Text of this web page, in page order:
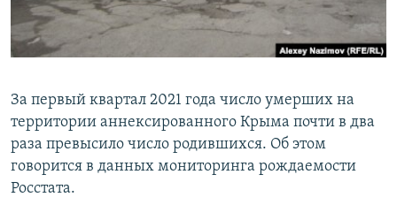
ПОБЕДИТЕЛЕЙ НЕ СУДЯТ?
КРЫМ.НЕПОКОРЕННЫЙ
УКРАИНСКАЯ ПРОБЛЕМА КРЫМА
ПРИСОЕДИНЯЙТЕСЬ!
Все сайты RFE/RL
За первый квартал 2021 года число умерших на
территории аннексированного Крыма почти в два
раза превысило число родившихся. Об этом
говорится в данных мониторинга рождаемости
Росстата.